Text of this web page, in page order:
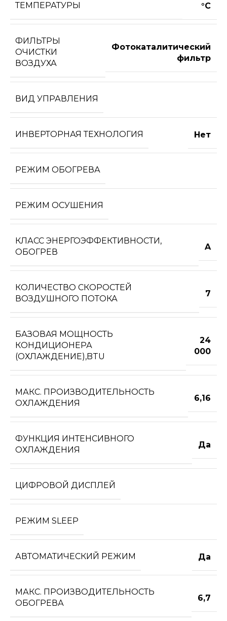
ТЕМПЕРАТУРЫ
°С
ФИЛЬТРЫ
ОЧИСТКИ
ВОЗДУХА
Фотокаталитический
фильтр
ВИД УПРАВЛЕНИЯ
ИНВЕРТОРНАЯ ТЕХНОЛОГИЯ Нет
РЕЖИМ ОБОГРЕВА
РЕЖИМ ОСУШЕНИЯ
КЛАСС ЭНЕРГОЭФФЕКТИВНОСТИ,
ОБОГРЕВ
A
КОЛИЧЕСТВО СКОРОСТЕЙ
ВОЗДУШНОГО ПОТОКА
7
БАЗОВАЯ МОЩНОСТЬ
КОНДИЦИОНЕРА
(ОХЛАЖДЕНИЕ),BTU
24
000
МАКС. ПРОИЗВОДИТЕЛЬНОСТЬ
ОХЛАЖДЕНИЯ
6,16
ФУНКЦИЯ ИНТЕНСИВНОГО
ОХЛАЖДЕНИЯ
Да
ЦИФРОВОЙ ДИСПЛЕЙ
РЕЖИМ SLEEP
АВТОМАТИЧЕСКИЙ РЕЖИМ Да
МАКС. ПРОИЗВОДИТЕЛЬНОСТЬ
ОБОГРЕВА
6,7